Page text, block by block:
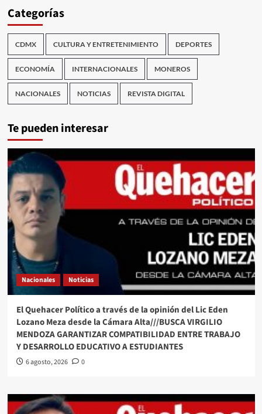
Categorías
CDMX CULTURA Y ENTRETENIMIENTO DEPORTES
ECONOMÍA INTERNACIONALES MONEROS
NACIONALES NOTICIAS REVISTA DIGITAL
Te pueden interesar
Nacionales Noticias
El Quehacer Político a través de la opinión del Lic Eden
Lozano Meza desde la Cámara Alta///BUSCA VIRGILIO
MENDOZA GARANTIZAR COMPATIBILIDAD ENTRE TRABAJO
Y DESARROLLO EDUCATIVO A ESTUDIANTES
6 agosto, 2026 0